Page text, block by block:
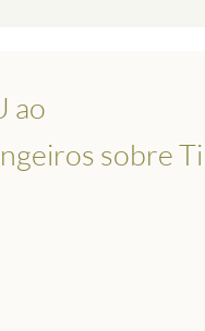
ao
sobre